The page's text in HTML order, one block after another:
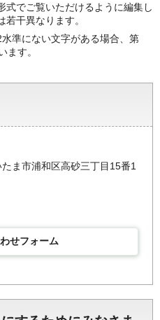
式でご覧いただけるように編集し
干異なります。
準にない文字がある場合、第
ます。
ま市浦和区高砂三丁目15番1
せフォーム